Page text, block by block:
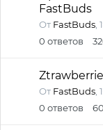
FastBuds
От FastBuds
0 ответов
От FastBuds
0 ответов